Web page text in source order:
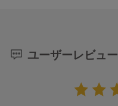
ユーザーレビュー